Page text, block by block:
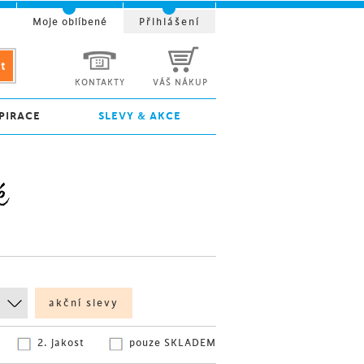
akční slevy
pouze SKLADEM
2. jakost
KONTAKTY VÁŠ NÁKUP
SLEVY & AKCE
Moje oblíbené Přihlášení